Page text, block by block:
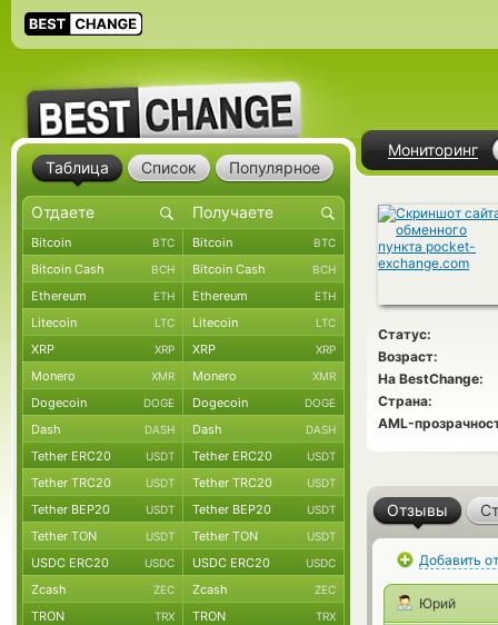
Мониторинг
Статус:
Возраст:
На BestChange:
Страна:
AML-
Отзывы
Добавить
Юрий
Таблица Список Популярное
Bitcoin BTC Bitcoin BTC
Bitcoin Cash BCH Bitcoin Cash BCH
Ethereum ETH Ethereum ETH
Litecoin LTC Litecoin LTC
XRP XRP XRP XRP
Monero XMR Monero XMR
Dogecoin DOGE Dogecoin DOGE
Dash DASH Dash DASH
Tether ERC20 USDT Tether ERC20 USDT
Tether TRC20 USDT Tether TRC20 USDT
Tether BEP20 USDT Tether BEP20 USDT
Tether TON USDT Tether TON USDT
USDC ERC20 USDC USDC ERC20 USDC
Zcash ZEC Zcash ZEC
TRON TRX TRON TRX